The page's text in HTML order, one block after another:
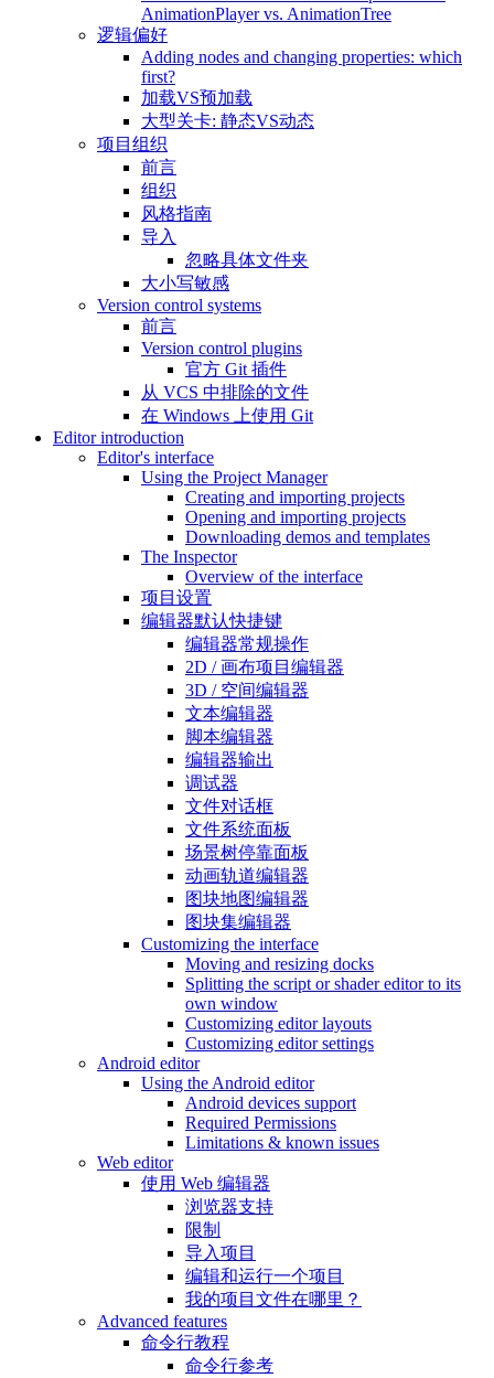
AnimationPlayer vs. AnimationTree
逻辑偏好
Adding nodes and changing properties: which
first?
加载VS预加载
大型关卡: 静态VS动态
项目组织
前言
组织
风格指南
导入
忽略具体文件夹
大小写敏感
Version control systems
前言
Version control plugins
官方 Git 插件
从 VCS 中排除的文件
在 Windows 上使用 Git
Editor introduction
Editor's interface
Using the Project Manager
Creating and importing projects
Opening and importing projects
Downloading demos and templates
The Inspector
Overview of the interface
项目设置
编辑器默认快捷键
编辑器常规操作
2D / 画布项目编辑器
3D / 空间编辑器
文本编辑器
脚本编辑器
编辑器输出
调试器
文件对话框
文件系统面板
场景树停靠面板
动画轨道编辑器
图块地图编辑器
图块集编辑器
Customizing the interface
Moving and resizing docks
Splitting the script or shader editor to its
own window
Customizing editor layouts
Customizing editor settings
Android editor
Using the Android editor
Android devices support
Required Permissions
Limitations & known issues
Web editor
使用 Web 编辑器
浏览器支持
限制
导入项目
编辑和运行一个项目
我的项目文件在哪里？
Advanced features
命令行教程
命令行参考